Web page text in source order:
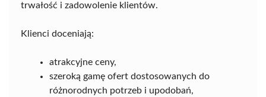
trwałość i zadowolenie klientów.
Klienci doceniają:
atrakcyjne ceny,
szeroką gamę ofert dostosowanych do
różnorodnych potrzeb i upodobań,